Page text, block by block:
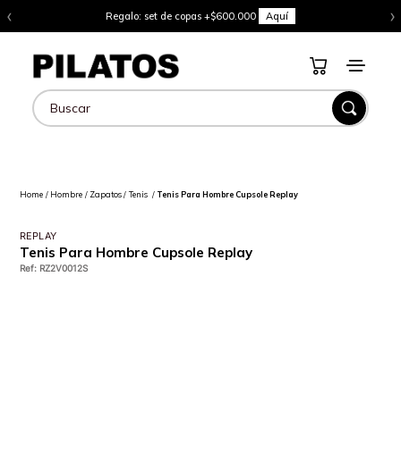
‹ Regalo: set de copas +$600.000 Aquí ›
Buscar
Hombre Zapatos Tenis Tenis Para Hombre Cupsole Replay
REPLAY
Tenis Para Hombre Cupsole Replay
Ref: RZ2V0012S